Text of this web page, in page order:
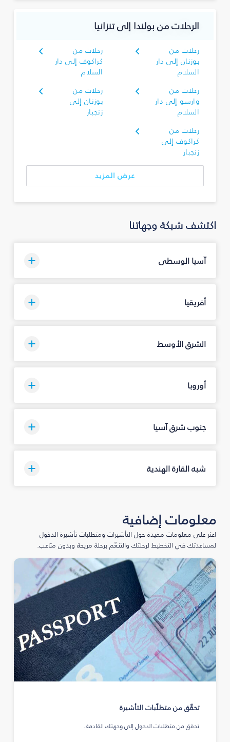
الرحلات من بولندا إلى تنزانيا
رحلات من
بوزنان إلى دار
السلام
رحلات من
كراكوف إلى دار
السلام
رحلات من
وارسو إلى دار
السلام
رحلات من
بوزنان إلى
زنجبار
رحلات من
كراكوف إلى
زنجبار
عرض المزيد
اكتشف شبكة وجهاتنا
آسيا الوسطى
أفريقيا
الشرق الأوسط
أوروبا
جنوب شرق آسيا
شبه القارة الهندية
معلومات إضافية
اعثر على معلومات مفيدة حول التأشيرات ومتطلبات تأشيرة الدخول
لمساعدتك في التخطيط لرحلتك والتنعّم برحلة مريحة وبدون متاعب.
تحقّق من متطلّبات التأشيرة
تحقق من متطلبات الدخول إلى وجهتك القادمة.